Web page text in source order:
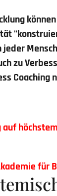
zu
Coaching
auf
für